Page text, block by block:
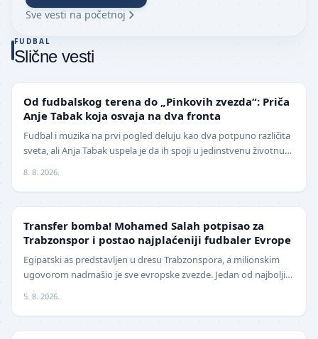
Sve vesti na početnoj
FUDBAL
Slične vesti
Od fudbalskog terena do „Pinkovih zvezda“: Priča
Anje Tabak koja osvaja na dva fronta
Fudbal i muzika na prvi pogled deluju kao dva potpuno različita
sveta, ali Anja Tabak uspela je da ih spoji u jedinstvenu životnu
8. 8. 2026.
Transfer bomba! Mohamed Salah potpisao za
Trabzonspor i postao najplaćeniji fudbaler Evrope
Egipatski as predstavljen u dresu Trabzonspora, a milionskim
ugovorom nadmašio je sve evropske zvezde. Jedan od najboljih
5. 8. 2026.